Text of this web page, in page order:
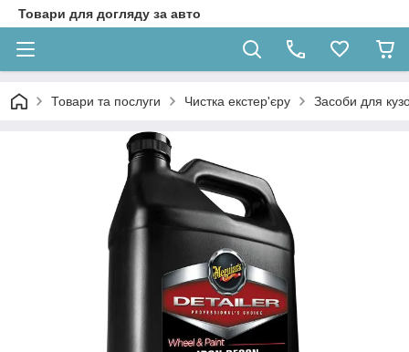
Товари для догляду за авто
Товари та послуги Чистка екстер'єру Засоби для